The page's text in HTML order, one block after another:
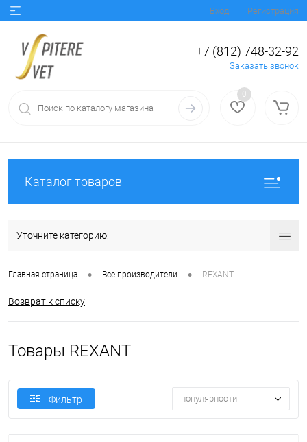
Вход Регистрация
+7 (812) 748-32-92
Заказать звонок
0
Каталог товаров
Уточните категорию:
Главная страница • Все производители • REXANT
Возврат к списку
Товары REXANT
Фильтр популярности